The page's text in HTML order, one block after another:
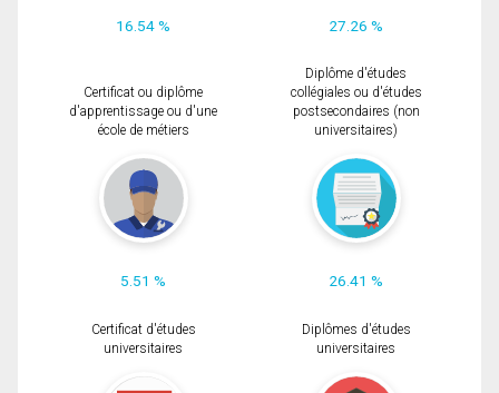
16.54 % 27.26 %
Certificat ou diplôme
d'apprentissage ou d'une
école de métiers
5.51 %
Diplôme d'études
collégiales ou d'études
postsecondaires (non
universitaires)
26.41 %
Certificat d'études
universitaires
Diplômes d'études
universitaires